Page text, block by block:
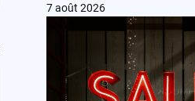
7 août 2026